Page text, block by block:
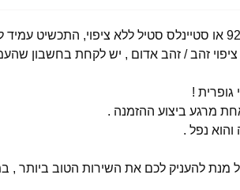
זהב / זהב אדום , יש לקחת בחשבון
!
מרגע ביצוע ההזמנה .
נפל .
מנת להעניק לכם את השירות הטוב ביותר